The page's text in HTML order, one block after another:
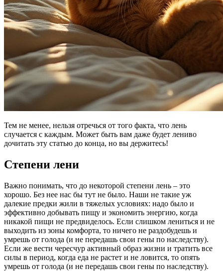
Тем не менее, нельзя отречься от того факта, что лень
случается с каждым. Может быть вам даже будет лениво
дочитать эту статью до конца, но вы держитесь!
Степени лени
Важно понимать, что до некоторой степени лень – это
хорошо. Без нее нас бы тут не было. Наши не такие уж
далекие предки жили в тяжелых условиях: надо было и
эффективно добывать пищу и экономить энергию, когда
никакой пищи не предвиделось. Если слишком лениться и не
выходить из зоны комфорта, то ничего не раздобудешь и
умрешь от голода (и не передашь свои гены по наследству).
Если же вести чересчур активный образ жизни и тратить все
силы в период, когда еда не растет и не ловится, то опять
умрешь от голода (и не передашь свои гены по наследству).